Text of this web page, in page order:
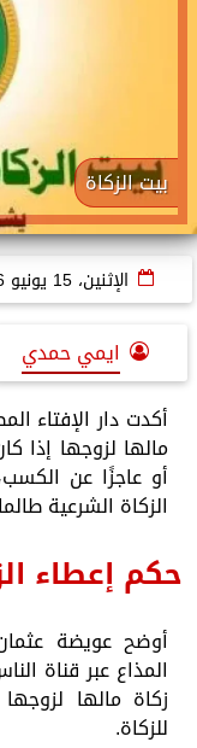
بيت الزكاة
الإثنين، 15 يونيو 2026
ايمي حمدي
أكدت دار الإفتاء
مالها لزوجها إذا
أو عاجزًا عن
الزكاة الشرعية
حكم إعطاء
أوضح عويضة
المذاع عبر قناة
زكاة مالها
للزكاة.